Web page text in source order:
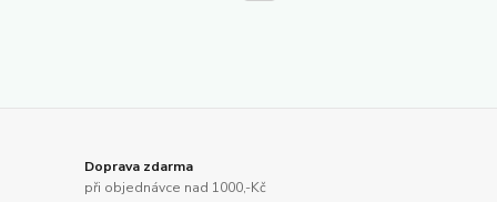
Doprava zdarma
při objednávce nad 1000,-Kč